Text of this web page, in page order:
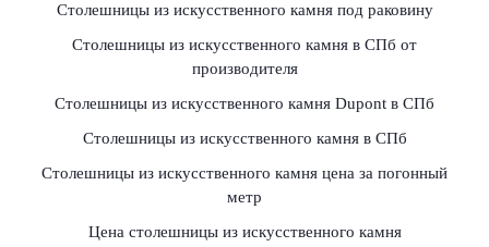
Столешницы из искусственного камня под раковину
Столешницы из искусственного камня в СПб от
производителя
Столешницы из искусственного камня Dupont в СПб
Столешницы из искусственного камня в СПб
Столешницы из искусственного камня цена за погонный
метр
Цена столешницы из искусственного камня